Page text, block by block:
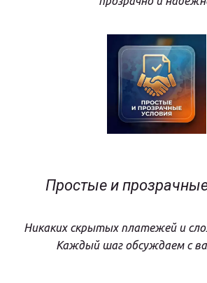
Простые и
Никаких скрытых платежей и
Каждый шаг обсуждаем с